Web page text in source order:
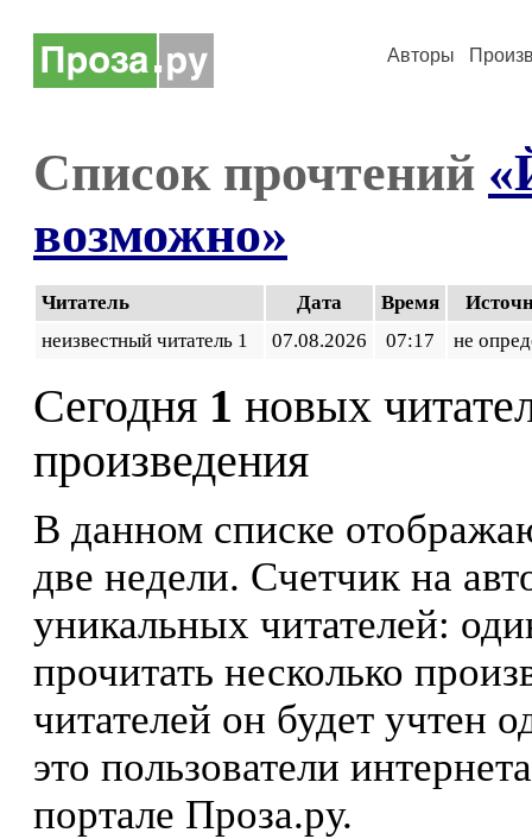
Авторы
Список прочтений
возможно»
Читатель Дата Время
неизвестный читатель 1
07.08.2026 07:17 не
Сегодня 1 новых
произведения
В данном списке
две недели. Счетчик на
уникальных читателей:
прочитать несколько
читателей он будет учтен
это пользователи
портале Проза.ру.